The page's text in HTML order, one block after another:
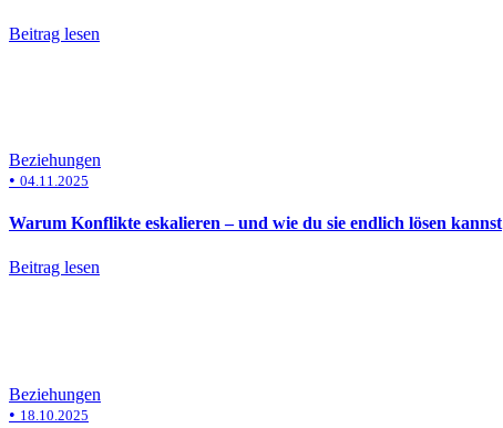
Beitrag lesen
Beziehungen
• 04.11.2025
Warum Konflikte eskalieren – und wie du sie endlich lösen kannst
Beitrag lesen
Beziehungen
• 18.10.2025